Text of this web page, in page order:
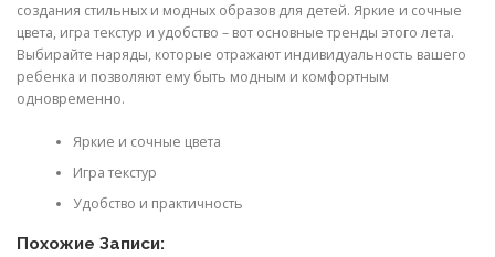
создания стильных и модных образов для детей. Яркие и сочные
цвета, игра текстур и удобство – вот основные тренды этого лета.
Выбирайте наряды, которые отражают индивидуальность вашего
ребенка и позволяют ему быть модным и комфортным
одновременно.
Яркие и сочные цвета
Игра текстур
Удобство и практичность
Похожие Записи: